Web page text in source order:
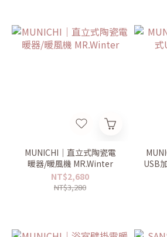
MUNICHI｜直立式陶瓷電
暖器/暖風機 MR.Winter
NT$2,680
NT$3,280
USB